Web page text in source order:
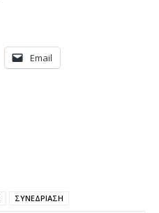
Email
ΣΥΝΕΔΡΙΑΣΗ